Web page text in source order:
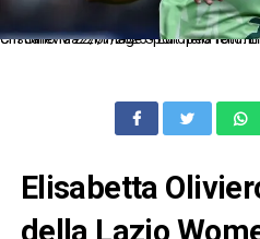
Cm Ginevra 22/07/2025 - Europeo femminile 2025 / Inghilterra-Italia / foto Cristiano Mazzi/
Elisabetta
della Lazio